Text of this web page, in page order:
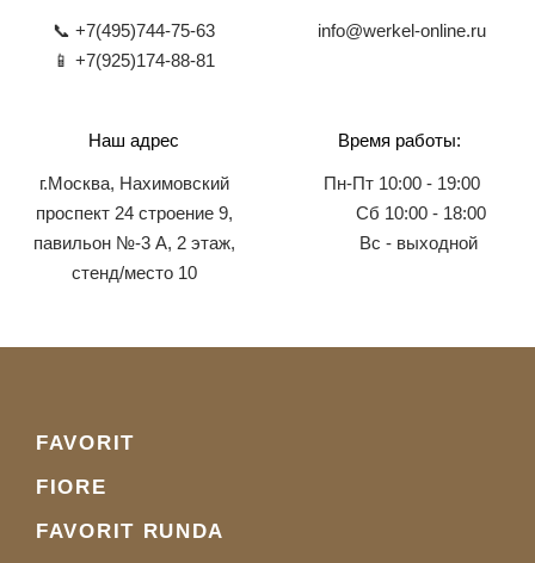
📞 +7(495)744-75-63
📱 +7(925)174-88-81
info@werkel-online.ru
Наш адрес
г.Москва, Нахимовский
проспект 24 строение 9,
павильон №-3 А, 2 этаж,
стенд/место 10
Время работы:
Пн-Пт 10:00 - 19:00
Сб 10:00 - 18:00
Вс - выходной
FAVORIT
FIORE
FAVORIT RUNDA